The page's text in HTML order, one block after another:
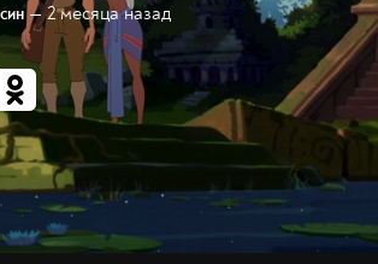
— 2 месяца назад